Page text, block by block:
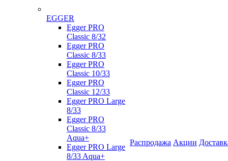
EGGER
Egger PRO
Classic 8/32
Egger PRO
Classic 8/33
Egger PRO
Classic 10/33
Egger PRO
Classic 12/33
Egger PRO Large
8/33
Egger PRO
Classic 8/33
Aqua+
Egger PRO Large
8/33 Aqua+
Распродажа Акции